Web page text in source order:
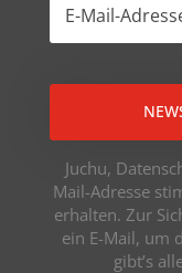
Juchu,
Mail-Adresse
erhalten. Zur
ein E-Mail, um
gibt’s